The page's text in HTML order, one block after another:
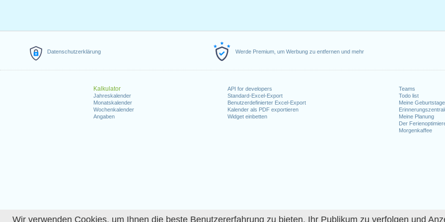
Wir verwenden Cookies, um Ihnen die beste Benutzererfahrung zu bieten, Ihr Publikum zu verfolgen und
Datenschutzerklärung Werde Premium, um Werbung zu entfernen und mehr
Kalkulator
Jahreskalender
Monatskalender
Wochenkalender
Angaben
API for developers
Standard-Excel-Export
Benutzerdefinierter Excel-Export
Kalender als PDF exportieren
Widget einbetten
Teams
Todo list
Meine Geburtstage
Meine Planung
Der
Morgenkaffee